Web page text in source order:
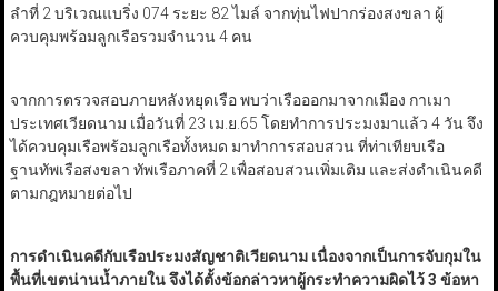
ลำที่ 2 บริเวณแบริ่ง 074 ระยะ 82 ไมล์ จากทุ่นไฟปากร่องสงขลา ผู้
ควบคุมพร้อมลูกเรือรวมจำนวน 4 คน
จากการตรวจสอบภายหลังหยุดเรือ พบว่าเรือออกมาจากเมือง กาเมา
ประเทศเวียดนาม เมื่อวันที่ 23 เม.ย.65 โดยทำการประมงมาแล้ว 4 วัน จึง
ได้ควบคุมเรือพร้อมลูกเรือทั้งหมด มาทำการสอบสวน ที่ท่าเทียบเรือ
ฐานทัพเรือสงขลา ทัพเรือภาคที่ 2 เพื่อสอบสวนเพิ่มเติม และส่งดำเนินคดี
ตามกฎหมายต่อไป
การดำเนินคดีกับเรือประมงสัญชาติเวียดนาม เนื่องจากเป็นการจับกุมใน
พื้นที่เขตน่านน้ำภายใน จึงได้ตั้งข้อกล่าวหาผู้กระทำความผิดไว้ 3 ข้อหา